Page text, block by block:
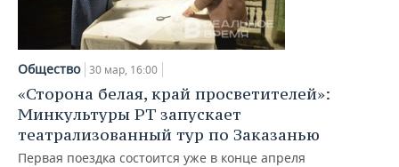
Общество 30 мар, 16:00
«Сторона белая, край просветителей»:
Минкультуры РТ запускает
театрализованный тур по Заказанью
Первая поездка состоится уже в конце апреля